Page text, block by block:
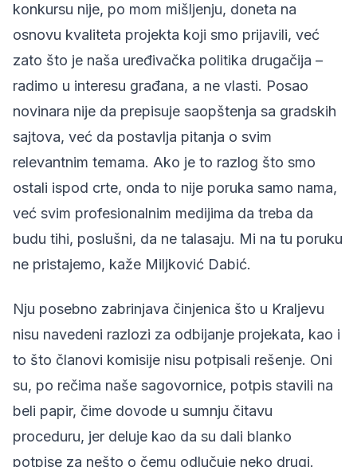
konkursu nije, po mom mišljenju, doneta na
osnovu kvaliteta projekta koji smo prijavili, već
zato što je naša uređivačka politika drugačija –
radimo u interesu građana, a ne vlasti. Posao
novinara nije da prepisuje saopštenja sa gradskih
sajtova, već da postavlja pitanja o svim
relevantnim temama. Ako je to razlog što smo
ostali ispod crte, onda to nije poruka samo nama,
već svim profesionalnim medijima da treba da
budu tihi, poslušni, da ne talasaju. Mi na tu poruku
ne pristajemo, kaže Miljković Dabić.
Nju posebno zabrinjava činjenica što u Kraljevu
nisu navedeni razlozi za odbijanje projekata, kao i
to što članovi komisije nisu potpisali rešenje. Oni
su, po rečima naše sagovornice, potpis stavili na
beli papir, čime dovode u sumnju čitavu
proceduru, jer deluje kao da su dali blanko
potpise za nešto o čemu odlučuje neko drugi.